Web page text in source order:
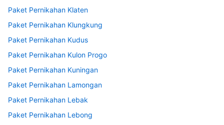
Paket Pernikahan Klaten
Paket Pernikahan Klungkung
Paket Pernikahan Kudus
Paket Pernikahan Kulon Progo
Paket Pernikahan Kuningan
Paket Pernikahan Lamongan
Paket Pernikahan Lebak
Paket Pernikahan Lebong